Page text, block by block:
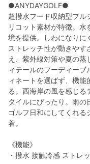
●ANYDAYGOLF●
超撥水フード収納型フル
リコット素材が特徴。
境を提供。しわになりに
ストレッチ性が動きや
え、紫外線対策や夏の
ィテールのフーディー
ィネートを選ばず、機能
る。西海岸の風を感じる
タイルにぴったり。雨
ゴルフ日和にしてくれ
着。
《機能》
・撥水 接触冷感 ストレ